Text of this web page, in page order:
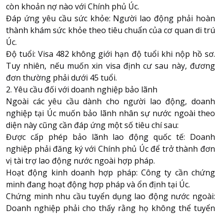
còn khoản nợ nào với Chính phủ Úc.
Đáp ứng yêu cầu sức khỏe: Người lao động phải hoàn
thành khám sức khỏe theo tiêu chuẩn của cơ quan di trú
Úc.
Độ tuổi: Visa 482 không giới hạn độ tuổi khi nộp hồ sơ.
Tuy nhiên, nếu muốn xin visa định cư sau này, đương
đơn thường phải dưới 45 tuổi.
2. Yêu cầu đối với doanh nghiệp bảo lãnh
Ngoài các yêu cầu dành cho người lao động, doanh
nghiệp tại Úc muốn bảo lãnh nhân sự nước ngoài theo
diện này cũng cần đáp ứng một số tiêu chí sau:
Được cấp phép bảo lãnh lao động quốc tế: Doanh
nghiệp phải đăng ký với Chính phủ Úc để trở thành đơn
vị tài trợ lao động nước ngoài hợp pháp.
Hoạt động kinh doanh hợp pháp: Công ty cần chứng
minh đang hoạt động hợp pháp và ổn định tại Úc.
Chứng minh nhu cầu tuyển dụng lao động nước ngoài:
Doanh nghiệp phải cho thấy rằng họ không thể tuyển